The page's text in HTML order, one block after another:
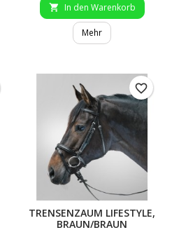
 In den Warenkorb
Mehr
TRENSENZAUM LIFESTYLE,
BRAUN/BRAUN
favorite_border